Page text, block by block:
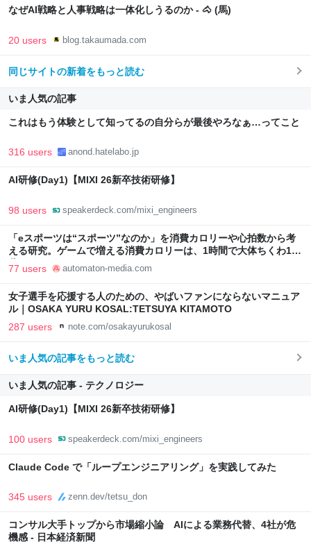
なぜAI戦略と人事戦略は一体化しうるのか - 🐴 (馬)
20 users blog.takaumada.com
同じサイトの新着をもっと読む
いま人気の記事
これはもう体験として知ってるの自分らが最後やろなぁ…ってこと
316 users anond.hatelabo.jp
AI研修(Day1)【MIXI 26新卒技術研修】
98 users speakerdeck.com/mixi_engineers
「eスポーツは“スポーツ”なのか」を消費カロリーや心拍数から考
える研究。ゲームで増える消費カロリーは、1時間で大体ちくわ1本
分 - AUTOMATON
77 users automaton-media.com
女子選手を応援する人のための、やばいファンにならないマニュア
ル｜OSAKA YURU KOSAL:TETSUYA KITAMOTO
287 users note.com/osakayurukosal
いま人気の記事をもっと読む
いま人気の記事 - テクノロジー
AI研修(Day1)【MIXI 26新卒技術研修】
100 users speakerdeck.com/mixi_engineers
Claude Code で「ループエンジニアリング」を実践してみた
345 users zenn.dev/tetsu_don
コンサル大手トップから市場縮小論 AIによる業務代替、4社が危
機感 - 日本経済新聞